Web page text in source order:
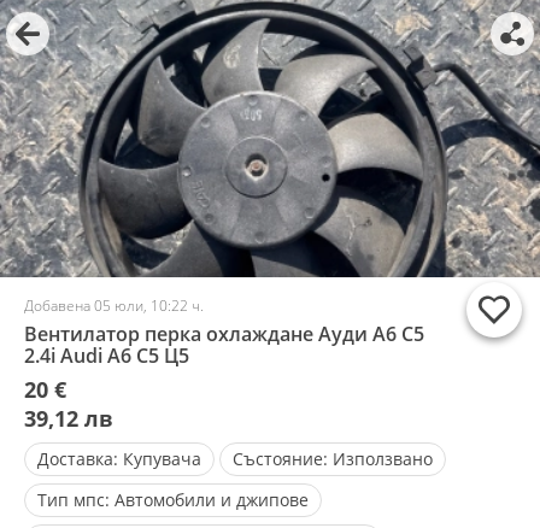
Добавена 05 юли, 10:22 ч.
Вентилатор перка охлаждане Ауди А6 С5
2.4i Audi A6 C5 Ц5
20 €
39,12 лв
Доставка: Купувача Състояние: Използвано
Тип мпс: Автомобили и джипове